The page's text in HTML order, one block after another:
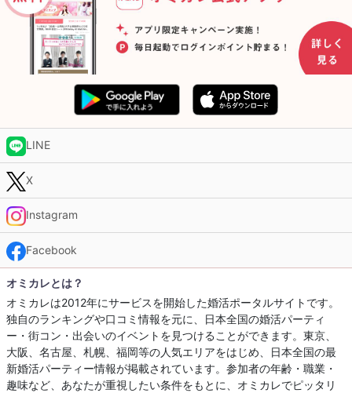
LINE
X
Instagram
Facebook
オミカレとは？
オミカレは2012年にサービスを開始した婚活ポータルサイトです。
独自のランキングや口コミ情報を元に、日本全国の婚活パーティ
ー・街コン・出会いのイベントを見つけることができます。東京、
大阪、名古屋、札幌、福岡等の人気エリアをはじめ、日本全国の最
新婚活パーティー情報が掲載されています。参加者の年齢・職業・
趣味など、あなたが重視したい条件をもとに、オミカレでピッタリ